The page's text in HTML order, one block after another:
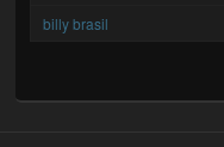
billy brasil